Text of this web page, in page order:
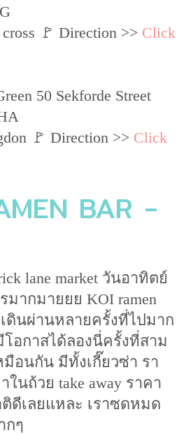
🚩 Direction >> Click
50 Sekforde Street
🚩 Direction >> Click
BAR -
lane market วันอาทิตย์
มากมายยย KOI ramen
เดินผ่านหลายครั้งที่ไปมาก
อกาสได้ลองนี่ครั้งที่สาม
อนกัน มีทั้งเกี๊ยวซ่า รา
นถ้วย take away ราคา
ดีเลยแหละ เราซดหมด
กๆ